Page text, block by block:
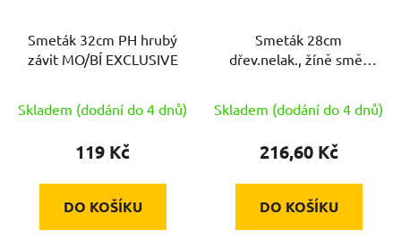
Smeták 32cm PH hrubý
závit MO/BÍ EXCLUSIVE
Skladem (dodání do 4 dnů)
119 Kč
DO KOŠÍKU
Smeták 28cm
dřev.nelak., žíně směs
Skladem (dodání do 4 dnů)
216,60 Kč
DO KOŠÍKU